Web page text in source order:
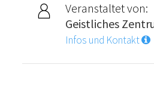
Veranstaltet von:
Geistliches
Infos und Kontakt